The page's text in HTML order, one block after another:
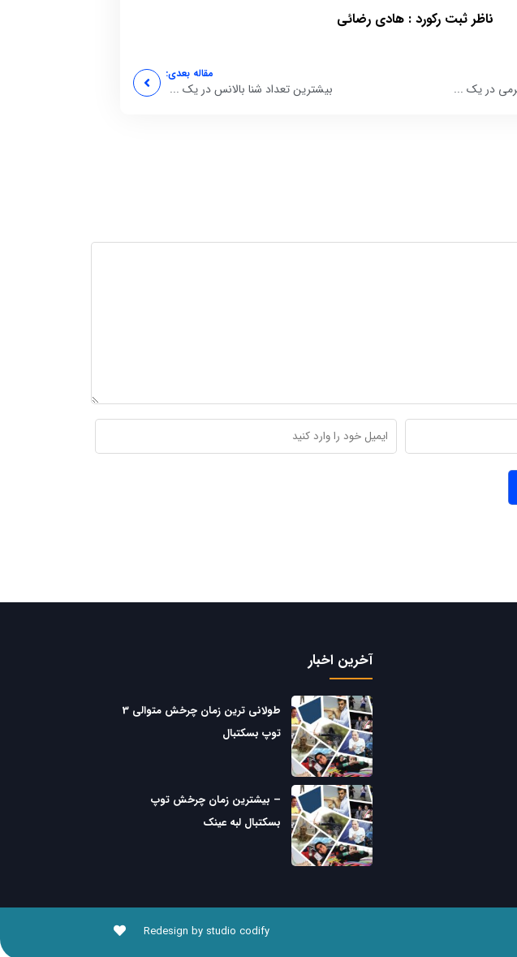
ناظر ثبت رکورد : هادی رضائی
مقاله بعدی:
بیشترین تعداد شنا بالانس در یک ...
آخرین اخبار
طولانی ترین زمان چرخش متوالی 3
توپ بسکتبال
– بیشترین زمان چرخش توپ
بسکتبال لبه عینک
Redesign by studio codify